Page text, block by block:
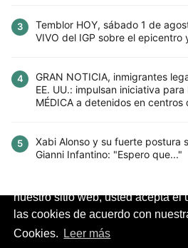
Este sitio utiliza cookies para
nuestro sitio web, usted acepta el
las cookies de acuerdo con
Cookies.
Leer más
3
Temblor HOY, sábado 1 de
VIVO del IGP sobre el epicentro
4
GRAN NOTICIA, inmigrantes
EE. UU.: impulsan iniciativa para
MÉDICA a detenidos en centros
5
Xabi Alonso y su fuerte postura
Gianni Infantino: "Espero que..."